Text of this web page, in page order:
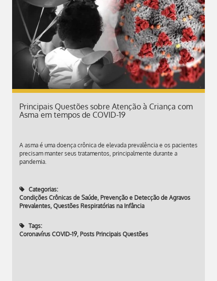
Principais Questões sobre Atenção à Criança com
Asma em tempos de COVID-19
A asma é uma doença crônica de elevada prevalência e os pacientes
precisam manter seus tratamentos, principalmente durante a
pandemia.
Categorias:
Condições Crônicas de Saúde, Prevenção e Detecção de Agravos
Prevalentes, Questões Respiratórias na Infância
Tags:
Coronavírus COVID-19, Posts Principais Questões